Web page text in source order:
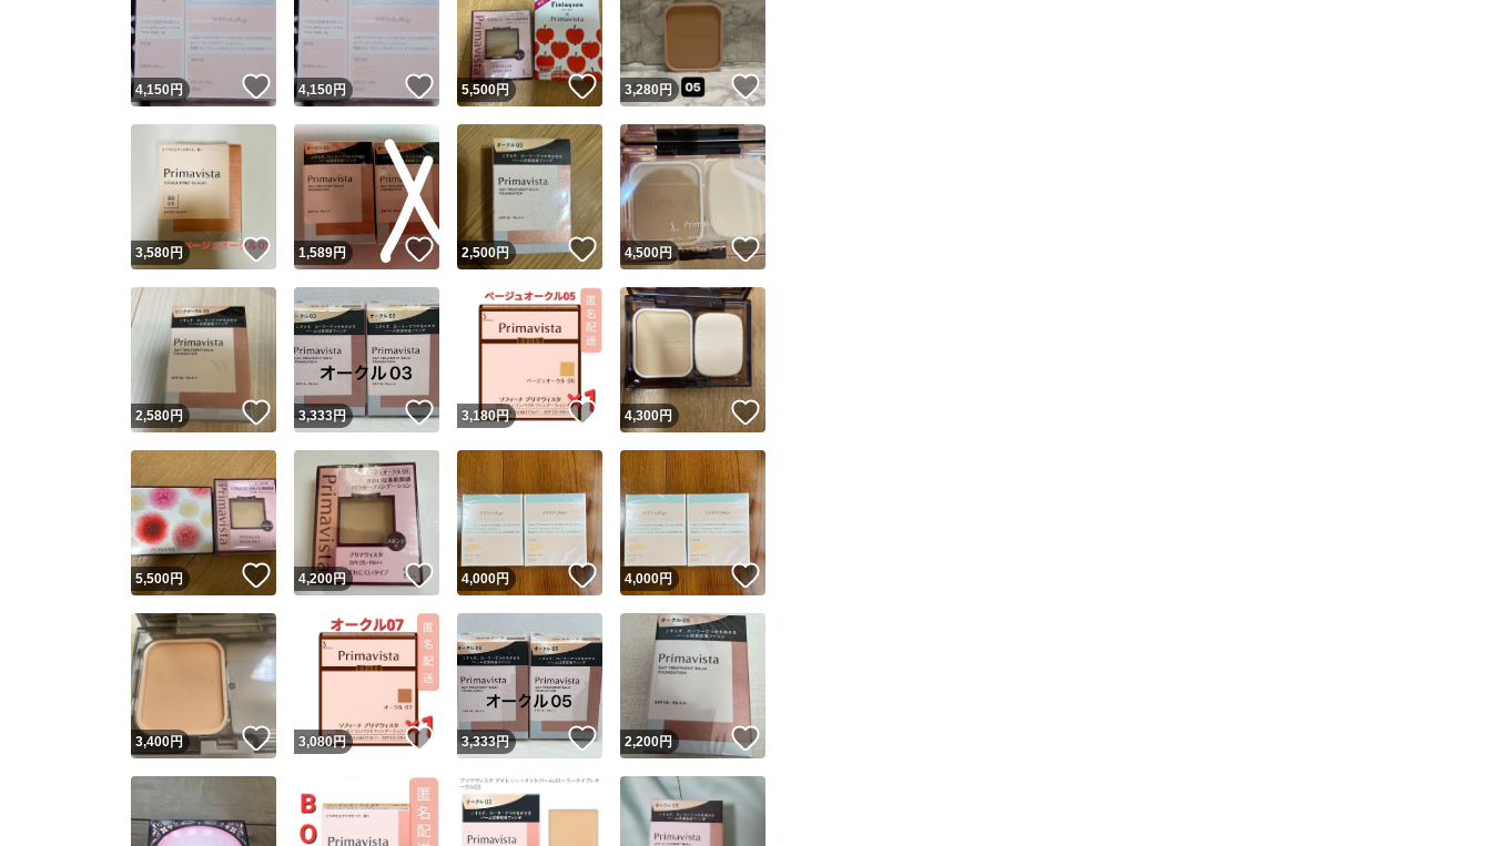
4,150円 いいね！
4,150円 いいね！
5,500円 いいね！
3,280円 いいね！
3,580円 いいね！
1,589円 いいね！
2,500円 いいね！
4,500円 いいね！
2,580円 いいね！
3,333円 いいね！
3,180円 いいね！
4,300円 いいね！
5,500円 いいね！
4,200円 いいね！
4,000円 いいね！
4,000円
3,400円 いいね！
3,080円 いいね！
3,333円 いいね！
2,200円 いいね！